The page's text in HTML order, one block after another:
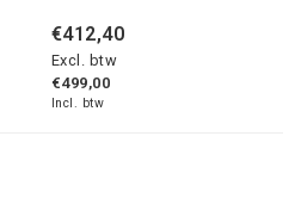
€412,40
Excl. btw
€499,00
Incl. btw